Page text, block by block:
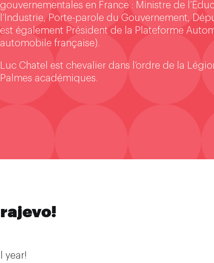
gouvernementales en France : Ministre de
l’Industrie, Porte-parole du Gouvernement,
est également Président de la Plateforme
automobile française).
Luc Chatel est chevalier dans l’ordre de la
Palmes académiques.
year!